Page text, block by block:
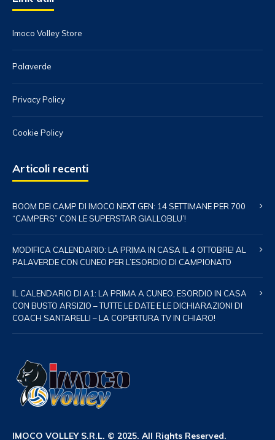
Imoco Volley Store
Palaverde
Privacy Policy
Cookie Policy
Articoli recenti
BOOM DEI CAMP DI IMOCO NEXT GEN: 14 SETTIMANE PER 700
“CAMPERS” CON LE SUPERSTAR GIALLOBLU’!
MODIFICA CALENDARIO: LA PRIMA IN CASA IL 4 OTTOBRE! AL
PALAVERDE CON CUNEO PER L’ESORDIO DI CAMPIONATO
IL CALENDARIO DI A1: LA PRIMA A CUNEO, ESORDIO IN CASA
CON BUSTO ARSIZIO – TUTTE LE DATE E LE DICHIARAZIONI DI
COACH SANTARELLI – LA COPERTURA TV IN CHIARO!
IMOCO VOLLEY S.R.L. © 2025. All Rights Reserved.